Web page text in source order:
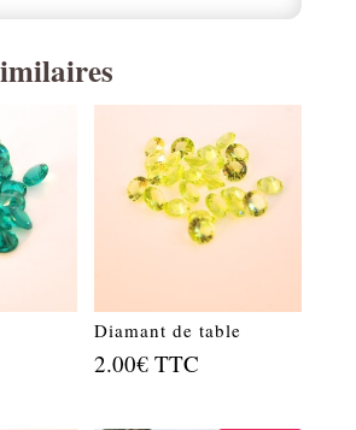
Diamant de table
2.00€ TTC